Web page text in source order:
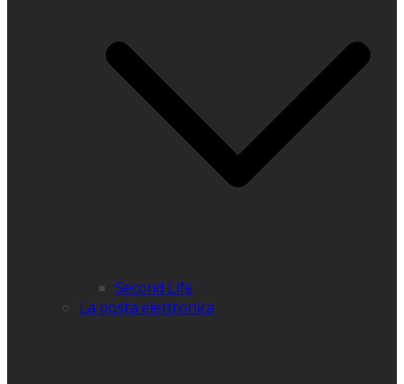
​Second Life
La posta elettronica